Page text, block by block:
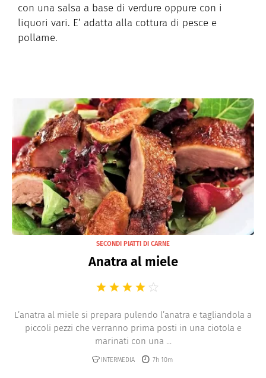
con una salsa a base di verdure oppure con i
liquori vari. E’ adatta alla cottura di pesce e
pollame.
SECONDI PIATTI DI CARNE
Anatra al miele
L’anatra al miele si prepara pulendo l’anatra e tagliandola a
piccoli pezzi che verranno prima posti in una ciotola e
marinati con una ...
INTERMEDIA 7h 10m